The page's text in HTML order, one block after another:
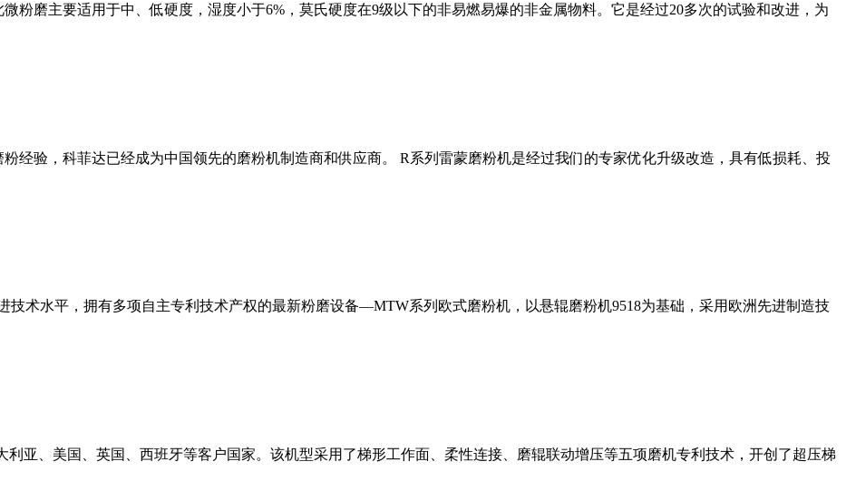
粉磨主要适用于中、低硬度，湿度小于6%，莫氏硬度在9级以下的非易燃易爆的非金属物料。它是经过20多次的试验和改进，为
经验，科菲达已经成为中国领先的磨粉机制造商和供应商。 R系列雷蒙磨粉机是经过我们的专家优化升级改造，具有低损耗、投
技术水平，拥有多项自主专利技术产权的最新粉磨设备—MTW系列欧式磨粉机，以悬辊磨粉机9518为基础，采用欧洲先进制造技
亚、美国、英国、西班牙等客户国家。该机型采用了梯形工作面、柔性连接、磨辊联动增压等五项磨机专利技术，开创了超压梯